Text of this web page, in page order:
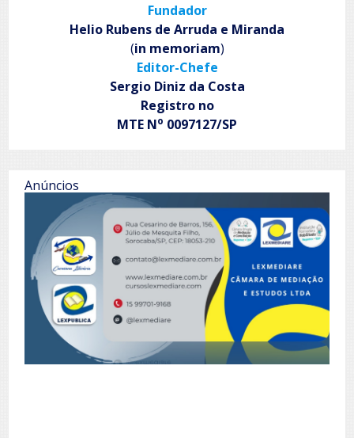
–
O
pintor
das
igrejas
Fundador
Helio Rubens de Arruda e Miranda
(in memoriam)
Editor-Chefe
Sergio Diniz da Costa
Registro no
MTE No 0097127/SP
Anúncios